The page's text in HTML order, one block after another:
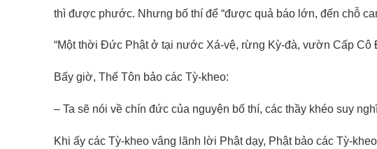
thì được phước. Nhưng bố thí để “được quả báo lớn, đến chỗ
“Một thời Đức Phật ở tại nước Xá-vệ, rừng Kỳ-đà, vườn Cấp Cô
Bấy giờ, Thế Tôn bảo các Tỳ-kheo:
– Ta sẽ nói về chín đức của nguyện bố thí, các thầy khéo suy
Khi ấy các Tỳ-kheo vâng lãnh lời Phật dạy, Phật bảo các Tỳ-